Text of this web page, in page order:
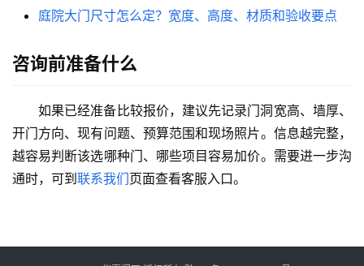
庭院大门尺寸怎么定？宽度、高度、材质和验收要点
咨询前准备什么
如果已经准备比较报价，建议先记录门洞宽高、墙厚、
开门方向、现有问题、预算范围和现场照片。信息越完整，
越容易判断该选哪种门、哪些项目容易加价。需要进一步沟
通时，可到 联系我们页面查看客服入口。